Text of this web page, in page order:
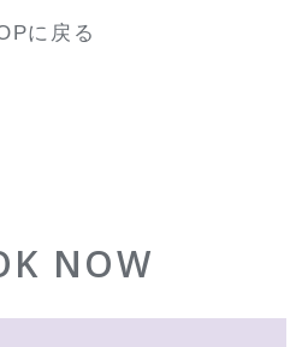
に戻る
NOW